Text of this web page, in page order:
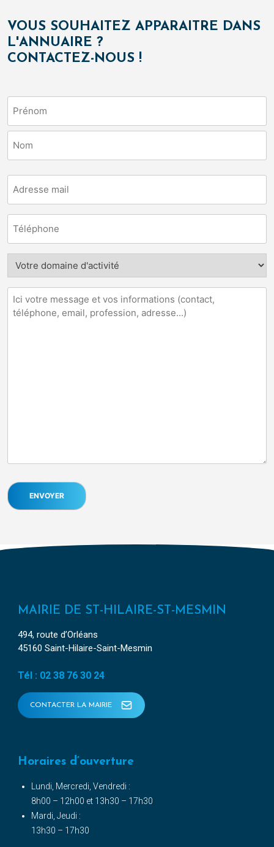
VOUS SOUHAITEZ APPARAITRE DANS
L'ANNUAIRE ?
CONTACTEZ-NOUS !
Prénom
mail
Domaine
d'activité
(Nécessaire)
Votre
message
MAIRIE DE ST-HILAIRE-ST-MESMIN
494, route d’Orléans
45160 Saint-Hilaire-Saint-Mesmin
Tél : 02 38 76 30 24
CONTACTER LA MAIRIE
Horaires d’ouverture
Lundi, Mercredi, Vendredi :
8h00 – 12h00 et 13h30 – 17h30
Mardi, Jeudi :
13h30 – 17h30